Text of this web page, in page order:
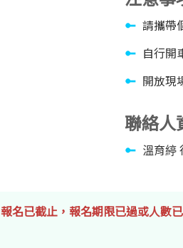
請攜帶
自行開
開放現
聯絡人
溫育𦂃
報名已截止，報名期限已過或人數